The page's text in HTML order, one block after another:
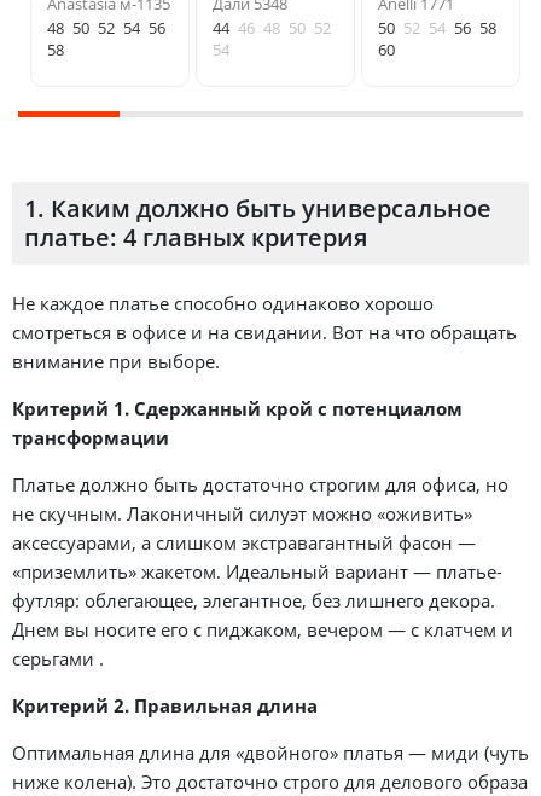
48 50 52 54 56
58
44 46 48 50 52
54
50 52 54 56 58
60
1. Каким должно быть универсальное
платье: 4 главных критерия
Не каждое платье способно одинаково хорошо
смотреться в офисе и на свидании. Вот на что обращать
внимание при выборе.
Критерий 1. Сдержанный крой с потенциалом
трансформации
Платье должно быть достаточно строгим для офиса, но
не скучным. Лаконичный силуэт можно «оживить»
аксессуарами, а слишком экстравагантный фасон —
«приземлить» жакетом. Идеальный вариант — платье-
футляр: облегающее, элегантное, без лишнего декора.
Днем вы носите его с пиджаком, вечером — с клатчем и
серьгами .
Критерий 2. Правильная длина
Оптимальная длина для «двойного» платья — миди (чуть
ниже колена). Это достаточно строго для делового образа